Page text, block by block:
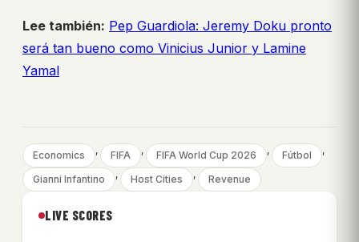
Lee también: Pep Guardiola: Jeremy Doku pronto
será tan bueno como Vinicius Junior y Lamine
Yamal
Economics , FIFA , FIFA World Cup 2026 , Fútbol ,
Gianni Infantino , Host Cities , Revenue
LIVE SCORES